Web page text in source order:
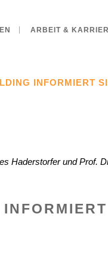
ARBEIT &
INFORMIERT
Haderstorfer und Prof.